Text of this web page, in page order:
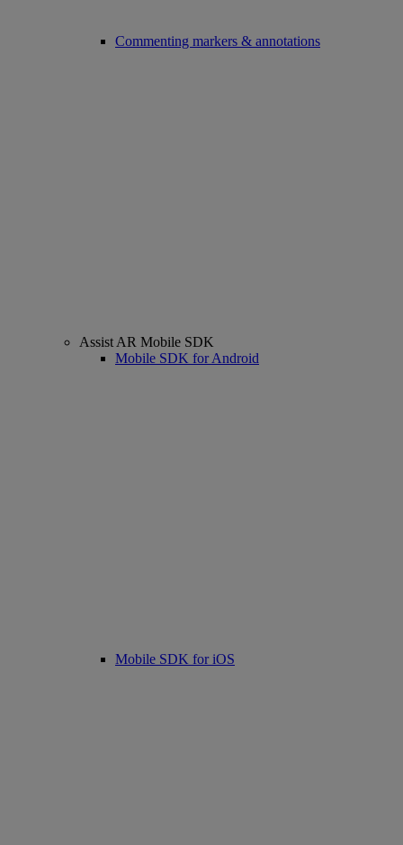
Commenting markers & annotations
Assist AR Mobile SDK
Mobile SDK for Android
Mobile SDK for iOS